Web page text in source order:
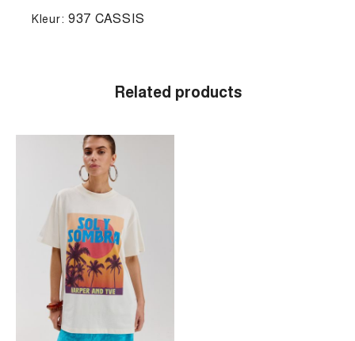
Kleur:937 CASSIS
Related products